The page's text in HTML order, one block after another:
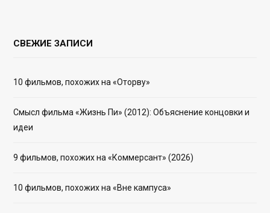
СВЕЖИЕ ЗАПИСИ
10 фильмов, похожих на «Оторву»
Смысл фильма «Жизнь Пи» (2012): Объяснение концовки и
идеи
9 фильмов, похожих на «Коммерсант» (2026)
10 фильмов, похожих на «Вне кампуса»